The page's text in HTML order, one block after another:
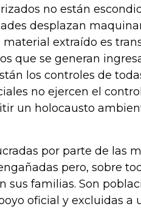
no están
desplazan
extraído es
que se generan
los controles de
no ejercen el
un holocausto
por parte de las
pero, sobre
sus familias. Son
oficial y excluidas a